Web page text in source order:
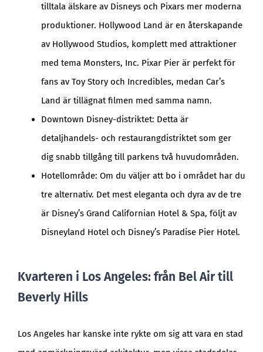
tilltala älskare av Disneys och Pixars mer moderna
produktioner. Hollywood Land är en återskapande
av Hollywood Studios, komplett med attraktioner
med tema Monsters, Inc. Pixar Pier är perfekt för
fans av Toy Story och Incredibles, medan Car’s
Land är tillägnat filmen med samma namn.
Downtown Disney-distriktet: Detta är
detaljhandels- och restaurangdistriktet som ger
dig snabb tillgång till parkens två huvudområden.
Hotellområde: Om du väljer att bo i området har du
tre alternativ. Det mest eleganta och dyra av de tre
är Disney’s Grand Californian Hotel & Spa, följt av
Disneyland Hotel och Disney’s Paradise Pier Hotel.
Kvarteren i Los Angeles: från Bel Air till
Beverly Hills
Los Angeles har kanske inte rykte om sig att vara en stad